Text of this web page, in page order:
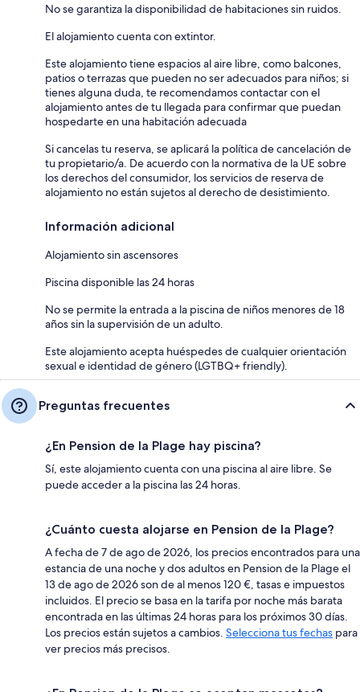
No se garantiza la disponibilidad de habitaciones sin ruidos.
El alojamiento cuenta con extintor.
Este alojamiento tiene espacios al aire libre, como balcones,
patios o terrazas que pueden no ser adecuados para niños; si
tienes alguna duda, te recomendamos contactar con el
alojamiento antes de tu llegada para confirmar que puedan
hospedarte en una habitación adecuada
Si cancelas tu reserva, se aplicará la política de cancelación de
tu propietario/a. De acuerdo con la normativa de la UE sobre
los derechos del consumidor, los servicios de reserva de
alojamiento no están sujetos al derecho de desistimiento.
Información adicional
Alojamiento sin ascensores
Piscina disponible las 24 horas
No se permite la entrada a la piscina de niños menores de 18
años sin la supervisión de un adulto.
Este alojamiento acepta huéspedes de cualquier orientación
sexual e identidad de género (LGTBQ+ friendly).
Preguntas frecuentes
¿En Pension de la Plage hay piscina?
Sí, este alojamiento cuenta con una piscina al aire libre. Se
puede acceder a la piscina las 24 horas.
¿Cuánto cuesta alojarse en Pension de la Plage?
A fecha de 7 de ago de 2026, los precios encontrados para una
estancia de una noche y dos adultos en Pension de la Plage el
13 de ago de 2026 son de al menos 120 €, tasas e impuestos
incluidos. El precio se basa en la tarifa por noche más barata
encontrada en las últimas 24 horas para los próximos 30 días.
Los precios están sujetos a cambios. Selecciona tus fechas para
ver precios más precisos.